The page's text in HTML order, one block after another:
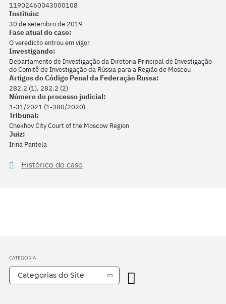
11902460043000108
Instituiu:
30 de setembro de 2019
Fase atual do caso:
O veredicto entrou em vigor
Investigando:
Departamento de Investigação da Diretoria Principal de Investigação
do Comitê de Investigação da Rússia para a Região de Moscou
Artigos do Código Penal da Federação Russa:
282.2 (1), 282.2 (2)
Número do processo judicial:
1-31/2021 (1-380/2020)
Tribunal:
Chekhov City Court of the Moscow Region
Juiz:
Irina Pantela
Histórico do caso
CATEGORIA
Categorias do Site